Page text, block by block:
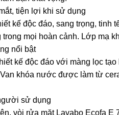
tiện lợi khi sử dụng
kế độc đáo, sang trọng, tinh
trong mọi hoàn cảnh. Lớp mạ
nổi bật
kế độc đáo với màng lọc
khóa nước được làm từ
sử dụng
vòi rửa mặt Lavabo Ecofa